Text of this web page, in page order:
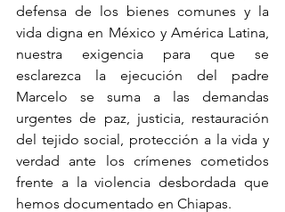
defensa de los bienes comunes y la
vida digna en México y América Latina,
nuestra exigencia para que se
esclarezca la ejecución del padre
Marcelo se suma a las demandas
urgentes de paz, justicia, restauración
del tejido social, protección a la vida y
verdad ante los crímenes cometidos
frente a la violencia desbordada que
hemos documentado en Chiapas.